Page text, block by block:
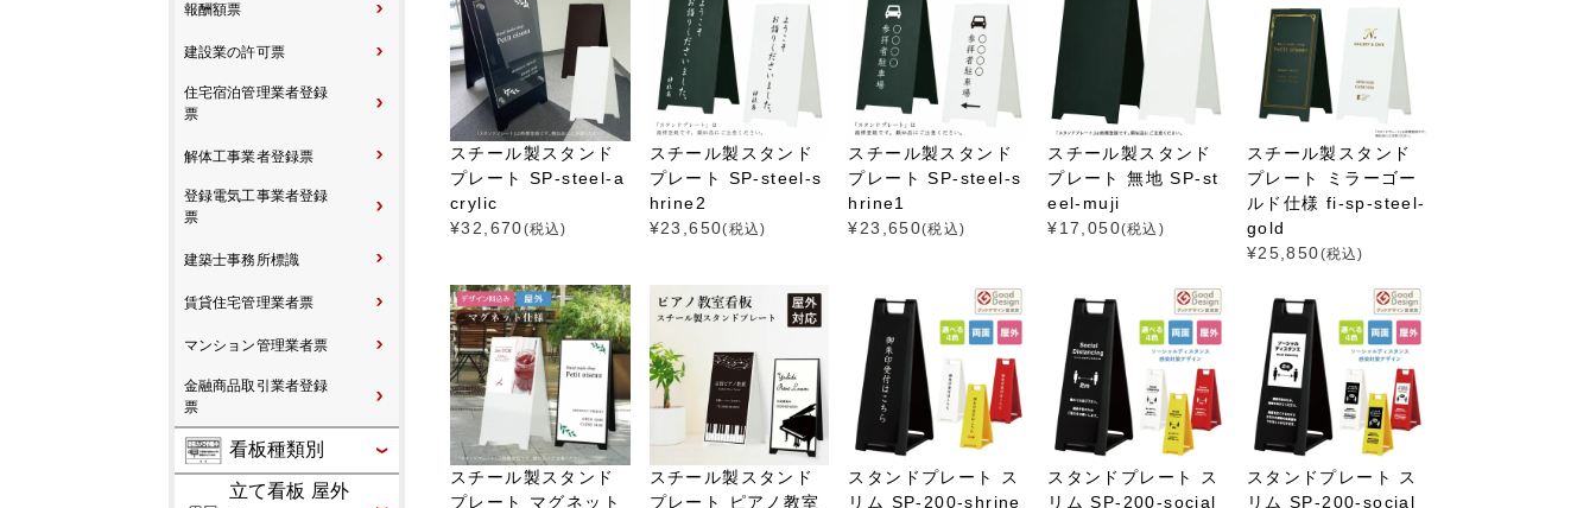
報酬額票
建設業の許可票
住宅宿泊管理業者登録
票
解体工事業者登録票
登録電気工事業者登録
票
建築士事務所標識
賃貸住宅管理業者票
マンション管理業者票
金融商品取引業者登録
票
看板種類別
立て看板 屋外
スチール製スタンド
プレート SP-steel-a
crylic
¥32,670(税込)
スチール製スタンド
プレート SP-steel-s
hrine2
¥23,650(税込)
スチール製スタンド
プレート SP-steel-s
hrine1
¥23,650(税込)
スチール製スタンド
プレート 無地 SP-st
eel-muji
¥17,050(税込)
スチール製スタンド
プレート ミラーゴー
ルド仕様 fi-sp-steel-
gold
¥25,850(税込)
スチール製スタンド
プレート マグネット
スチール製スタンド
プレート ピアノ教室
スタンドプレート ス
リム SP-200-shrine
スタンドプレート ス
リム SP-200-social
スタンドプレート ス
リム SP-200-social